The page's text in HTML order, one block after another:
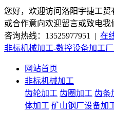
您好，欢迎访问洛阳宇捷工贸
或合作意向欢迎留言或致电我
咨询热线：13525977951 | 在
非标机械加工-数控设备加工
网站首页
非标机械加工
齿轮加工 齿圈加工 齿条
体加工 矿山钢厂设备加